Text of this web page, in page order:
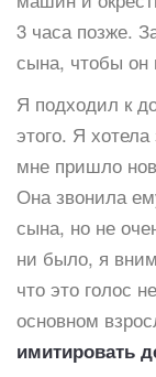
3 часа позже.
сына, чтобы он
Я подходил к
этого. Я
мне пришло
Она звонила
сына, но не
ни было, я
что это голос
основном
имитировать